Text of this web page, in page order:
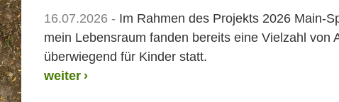
16.07.2026 - Im Rahmen des Projekts 2026 Main-
mein Lebensraum fanden bereits eine Vielzahl von
überwiegend für Kinder statt.
weiter ›